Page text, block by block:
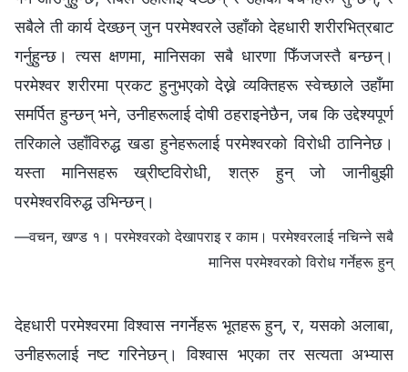
सबैले ती कार्य देख्छन् जुन परमेश्‍वरले उहाँको देहधारी शरीरभित्रबाट
गर्नुहुन्छ। त्यस क्षणमा, मानिसका सबै धारणा फिँजजस्तै बन्छन्।
परमेश्‍वर शरीरमा प्रकट हुनुभएको देख्ने व्यक्तिहरू स्वेच्छाले उहाँमा
समर्पित हुन्छन् भने, उनीहरूलाई दोषी ठहराइनेछैन, जब कि उद्देश्यपूर्ण
तरिकाले उहाँविरुद्ध खडा हुनेहरूलाई परमेश्‍वरको विरोधी ठानिनेछ।
यस्ता मानिसहरू ख्रीष्टविरोधी, शत्रु हुन् जो जानीबुझी
परमेश्‍वरविरुद्ध उभिन्छन्।
—वचन, खण्ड १। परमेश्‍वरको देखापराइ र काम। परमेश्‍वरलाई नचिन्‍ने सबै
मानिस परमेश्‍वरको विरोध गर्नेहरू हुन्
देहधारी परमेश्‍वरमा विश्‍वास नगर्नेहरू भूतहरू हुन्, र, यसको अलाबा,
उनीहरूलाई नष्ट गरिनेछन्। विश्‍वास भएका तर सत्यता अभ्यास